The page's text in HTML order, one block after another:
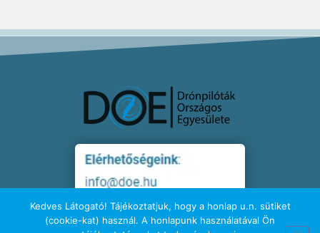
Kedves Látogató! Tájékoztatjuk, hogy a honlap u.n. sütiket
(cookie-kat) használ. A honlapunk használatával Ön